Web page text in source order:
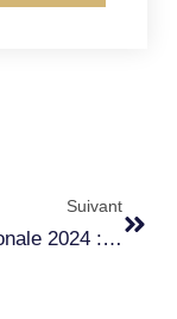
Suivant
Fête Patronale 2024 : Saint Côme Et Saint Damien